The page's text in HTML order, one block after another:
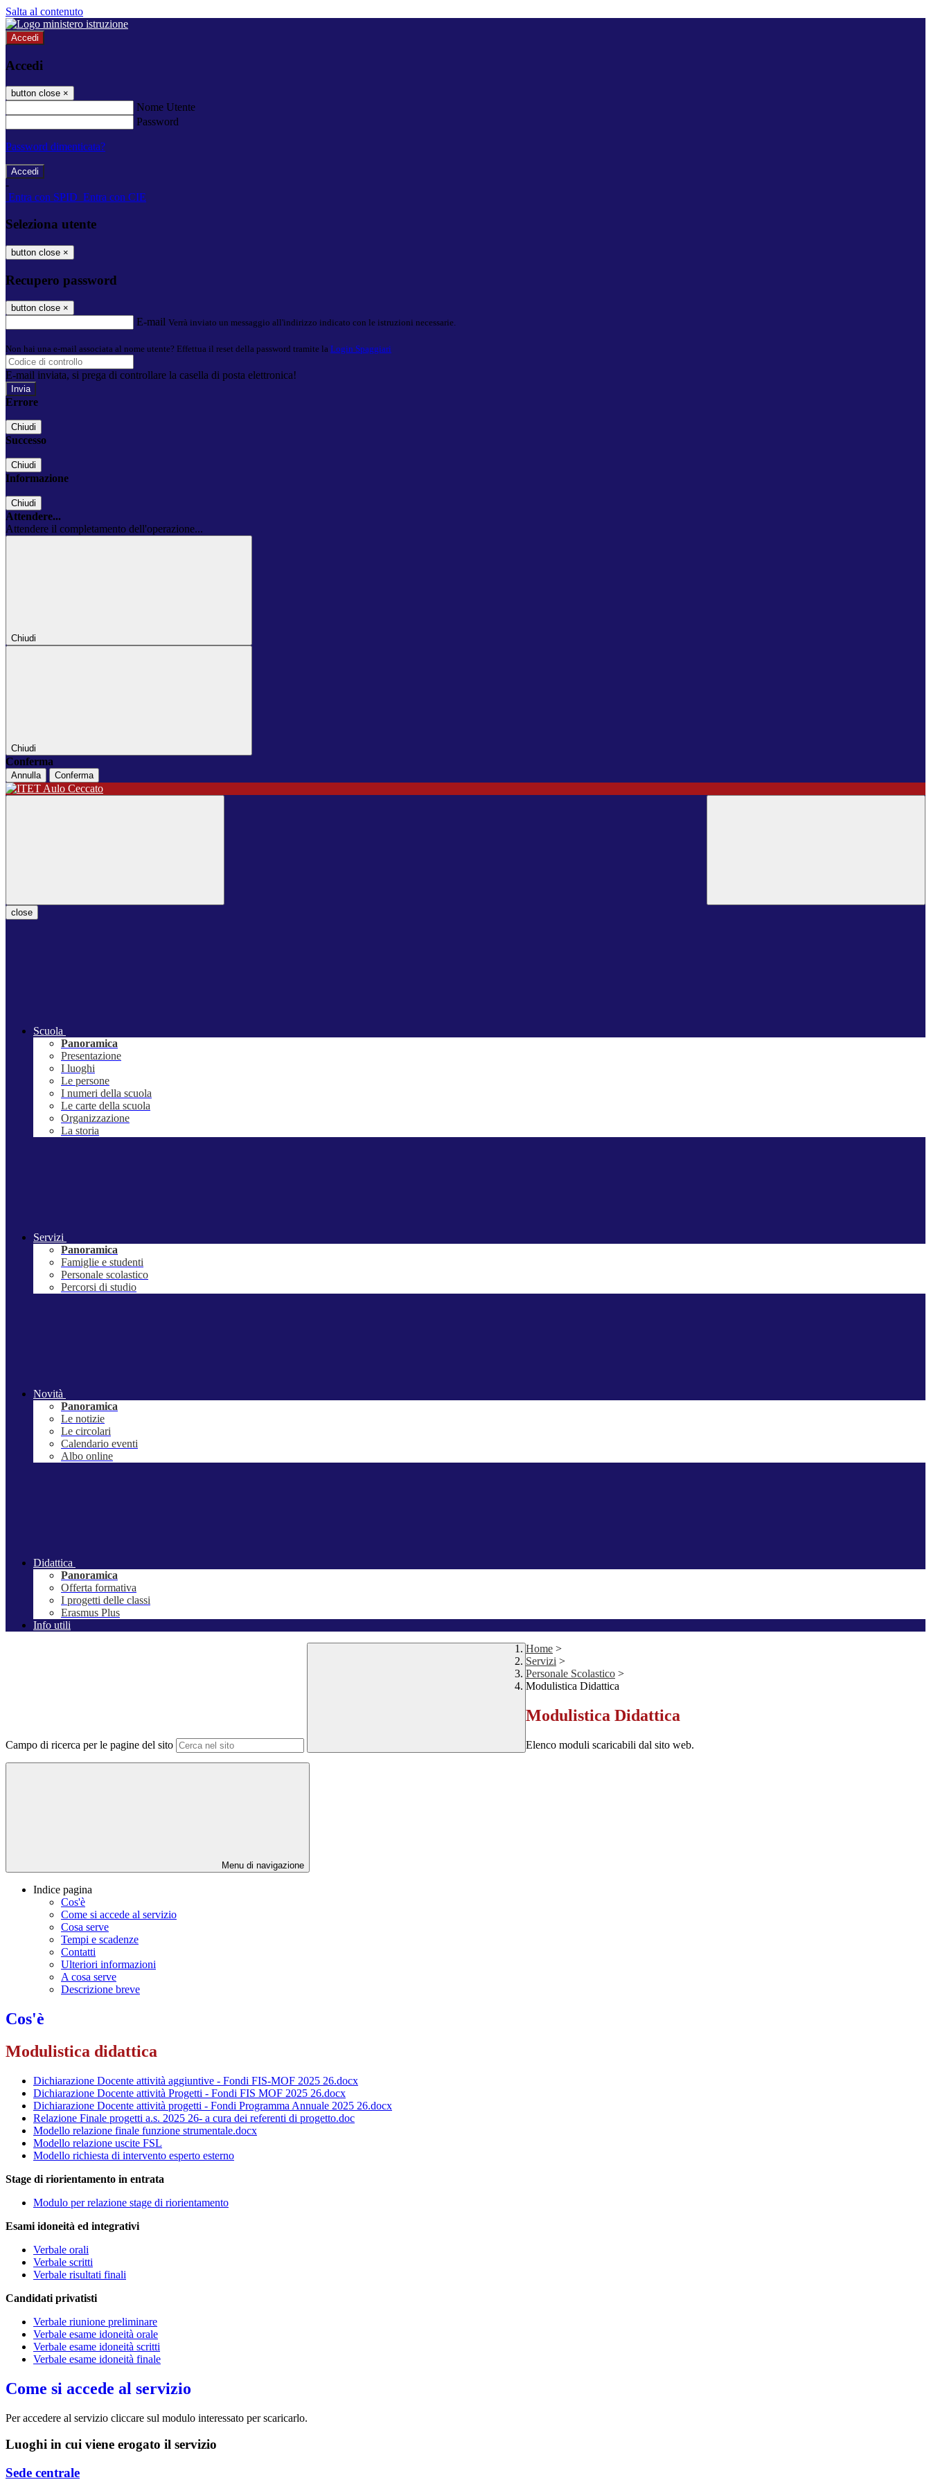
Salta al contenuto
Accedi
Accedi
button close ×
Nome Utente
Password
Password dimenticata?
-
Entra con SPID Entra con CIE
Seleziona utente
button close ×
Recupero password
button close ×
E-mail Verrà inviato un messaggio all'indirizzo indicato con le istruzioni necessarie.
Non hai una e-mail associata al nome utente? Effettua il reset della password tramite la Login Spaggiari
E-mail inviata, si prega di controllare la casella di posta elettronica!
Errore
Chiudi
Successo
Chiudi
Informazione
Chiudi
Attendere...
Attendere il completamento dell'operazione...
Chiudi
Chiudi
Conferma
Annulla Conferma
close
Scuola
Panoramica
Presentazione
I luoghi
Le persone
I numeri della scuola
Le carte della scuola
Organizzazione
La storia
Servizi
Panoramica
Famiglie e studenti
Personale scolastico
Percorsi di studio
Novità
Panoramica
Le notizie
Le circolari
Calendario eventi
Albo online
Didattica
Panoramica
Offerta formativa
I progetti delle classi
Erasmus Plus
Info utili
Campo di ricerca per le pagine del sito
Home >
Servizi >
Personale Scolastico >
Modulistica Didattica
Modulistica Didattica
Elenco moduli scaricabili dal sito web.
Menu di navigazione
Indice pagina
Cos'è
Come si accede al servizio
Cosa serve
Tempi e scadenze
Contatti
Ulteriori informazioni
A cosa serve
Descrizione breve
Cos'è
Modulistica didattica
Dichiarazione Docente attività aggiuntive - Fondi FIS-MOF 2025 26.docx
Dichiarazione Docente attività Progetti - Fondi FIS MOF 2025 26.docx
Dichiarazione Docente attività progetti - Fondi Programma Annuale 2025 26.docx
Relazione Finale progetti a.s. 2025 26- a cura dei referenti di progetto.doc
Modello relazione finale funzione strumentale.docx
Modello relazione uscite FSL
Modello richiesta di intervento esperto esterno
Stage di riorientamento in entrata
Modulo per relazione stage di riorientamento
Esami idoneità ed integrativi
Verbale orali
Verbale scritti
Verbale risultati finali
Candidati privatisti
Verbale riunione preliminare
Verbale esame idoneità orale
Verbale esame idoneità scritti
Verbale esame idoneità finale
Come si accede al servizio
Per accedere al servizio cliccare sul modulo interessato per scaricarlo.
Luoghi in cui viene erogato il servizio
Sede centrale